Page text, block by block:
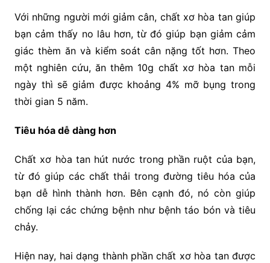
Với những người mới giảm cân, chất xơ hòa tan giúp
bạn cảm thấy no lâu hơn, từ đó giúp bạn giảm cảm
giác thèm ăn và kiểm soát cân nặng tốt hơn. Theo
một nghiên cứu, ăn thêm 10g chất xơ hòa tan mỗi
ngày thì sẽ giảm được khoảng 4% mỡ bụng trong
thời gian 5 năm.
Tiêu hóa dễ dàng hơn
Chất xơ hòa tan hút nước trong phần ruột của bạn,
từ đó giúp các chất thải trong đường tiêu hóa của
bạn dễ hình thành hơn. Bên cạnh đó, nó còn giúp
chống lại các chứng bệnh như bệnh táo bón và tiêu
chảy.
Hiện nay, hai dạng thành phần chất xơ hòa tan được